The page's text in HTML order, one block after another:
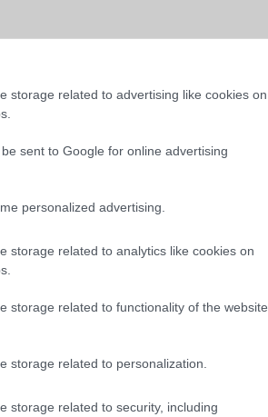
storage related to advertising like cookies on
sent to Google for online advertising
personalized advertising.
storage related to analytics like cookies on
storage related to functionality of the website
storage related to personalization.
storage related to security, including
ÉS ÉRZÉKELŐK
2,x MIDP
Van